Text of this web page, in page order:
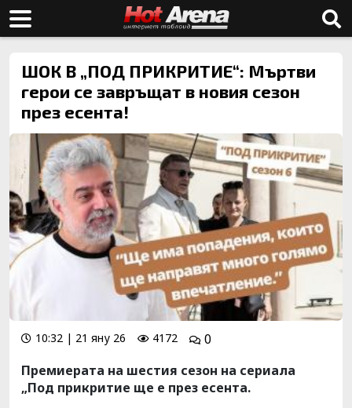
ШОК В „ПОД ПРИКРИТИЕ“: Мъртви
герои се завръщат в новия сезон
през есента!
10:32 | 21 яну 26 4172
0
Премиерата на шестия сезон на сериала
„Под прикритие ще е през есента.